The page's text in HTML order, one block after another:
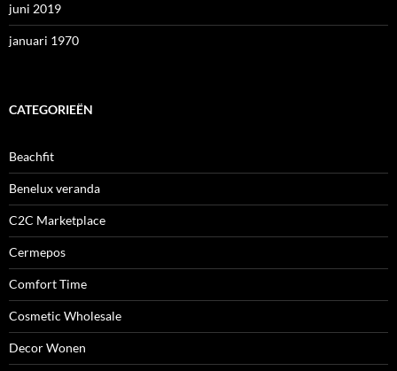
juni 2019
januari 1970
CATEGORIEËN
Beachfit
Benelux veranda
C2C Marketplace
Cermepos
Comfort Time
Cosmetic Wholesale
Decor Wonen